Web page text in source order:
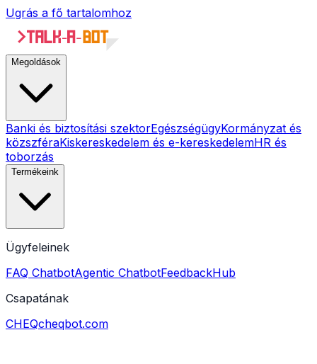
Ugrás a fő tartalomhoz
Megoldások
Banki és biztosítási szektorEgészségügyKormányzat és
közszféraKiskereskedelem és e-kereskedelemHR és
toborzás
Termékeink
Ügyfeleinek
FAQ ChatbotAgentic ChatbotFeedbackHub
Csapatának
CHEQcheqbot.com